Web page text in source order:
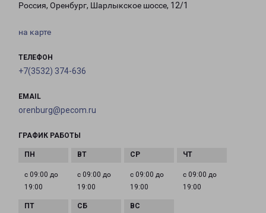
Россия, Оренбург, Шарлыкское шоссе, 12/1
на карте
ТЕЛЕФОН
+7(3532) 374-636
EMAIL
orenburg@pecom.ru
ГРАФИК РАБОТЫ
с 09:00 до
19:00
с 09:00 до
19:00
с 09:00 до
19:00
с 09:00 до
19:00